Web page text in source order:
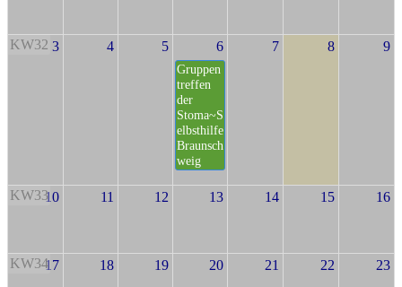
KW32 3 4 5 6
Gruppen
treffen
der
Stoma~S
elbsthilfe
Braunsch
weig
7 8 9
KW3310 11 12 13 14 15 16
KW3417 18 19 20 21 22 23